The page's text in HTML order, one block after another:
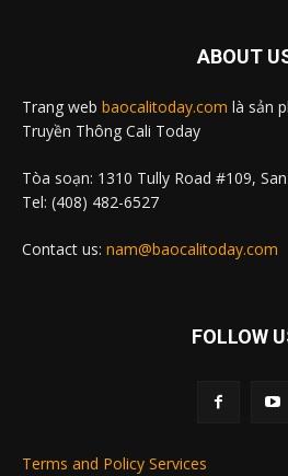
ABOUT
Trang web baocalitoday.com là sản
Truyền Thông Cali Today
Tòa soạn: 1310 Tully Road #109,
Tel: (408) 482-6527
Contact us: nam@baocalitoday.com
FOLLOW
Terms and Policy Services